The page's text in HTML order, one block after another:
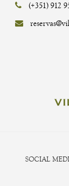
(+351) 912
SOCIAL